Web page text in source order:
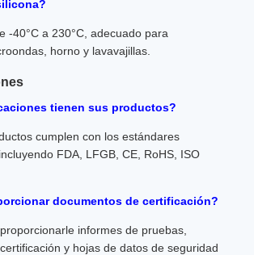
-40°C a 230°C, adecuado para
horno y lavavajillas.
tienen sus productos?
cumplen con los estándares
FDA, LFGB, CE, RoHS, ISO
documentos de certificación?
informes de pruebas,
y hojas de datos de seguridad